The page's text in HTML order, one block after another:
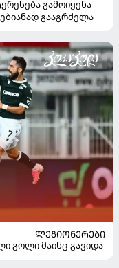
გამოიყენა
გააგრძელა
ᲚᲔᲒᲘᲝᲜᲔᲠᲔᲑᲘ
გოლი მაინც გავიდა